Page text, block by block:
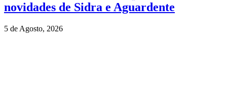
novidades de Sidra e Aguardente
5 de Agosto, 2026